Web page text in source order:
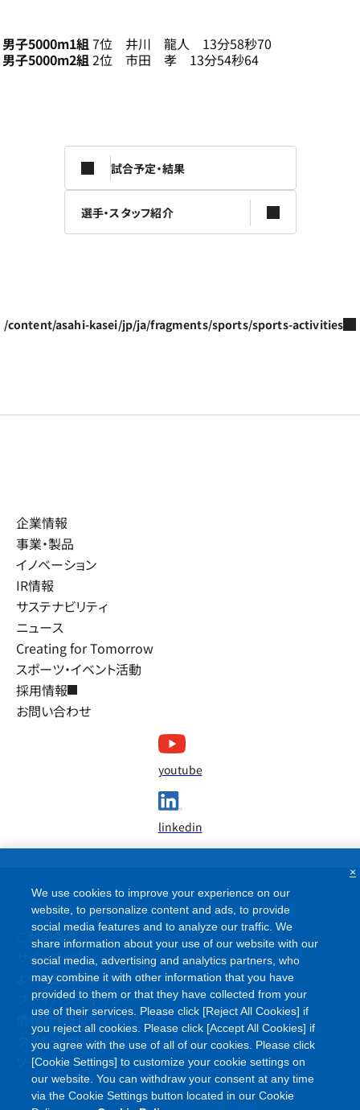
男子5000m1組7位 井川 龍人 13分58秒70
男子5000m2組2位 市田 孝 13分54秒64
試合予定・結果
選手・スタッフ紹介
/content/asahi-kasei/jp/ja/fragments/sports/sports-activities
企業情報
事業・製品
イノベーション
IR情報
サステナビリティ
ニュース
Creating for Tomorrow
スポーツ・イベント活動
採用情報
お問い合わせ
youtube
linkedin
ご利用条件
サイトマップ
よくあるご質問
プライバシーポリシー
情報セキュリティポリシー
クッキーポリシー
ソーシャルメディアポリシー
We use cookies to improve your experience on our
website, to personalize content and ads, to provide
social media features and to analyze our traffic. We
share information about your use of our website with our
social media, advertising and analytics partners, who
may combine it with other information that you have
provided to them or that they have collected from your
use of their services. Please click [Reject All Cookies] if
you reject all cookies. Please click [Accept All Cookies] if
you agree with the use of all of our cookies. Please click
[Cookie Settings] to customize your cookie settings on
our website. You can withdraw your consent at any time
via the Cookie Settings button located in our Cookie
×